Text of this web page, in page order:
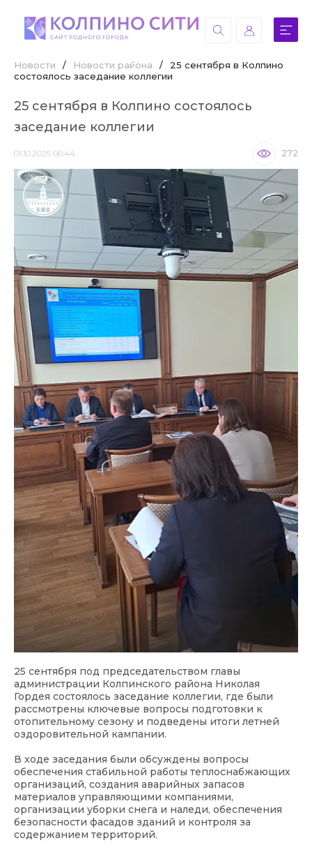
Новости / Новости района /
25 сентября в Колпино
состоялось заседание коллегии
25 сентября в Колпино состоялось
заседание коллегии
01.10.2025 06:44 272
25 сентября под председательством главы
администрации Колпинского района Николая
Гордея состоялось заседание коллегии, где были
рассмотрены ключевые вопросы подготовки к
отопительному сезону и подведены итоги летней
оздоровительной кампании.
В ходе заседания были обсуждены вопросы
обеспечения стабильной работы теплоснабжающих
организаций, создания аварийных запасов
материалов управляющими компаниями,
организации уборки снега и наледи, обеспечения
безопасности фасадов зданий и контроля за
содержанием территорий.